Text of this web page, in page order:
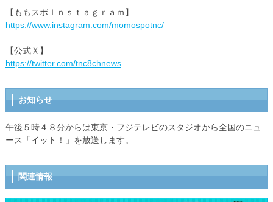
【ももスポＩｎｓｔａｇｒａｍ】
https://www.instagram.com/momospotnc/
【公式Ｘ】
https://twitter.com/tnc8chnews
お知らせ
午後５時４８分からは東京・フジテレビのスタジオから全国のニュ
ース「イット！」を放送します。
関連情報